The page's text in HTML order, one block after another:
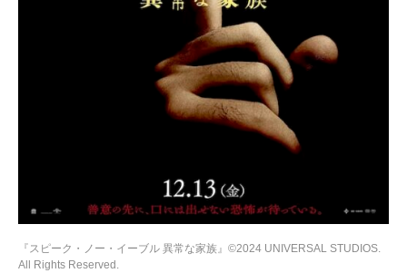
『スピーク・ノー・イーブル 異常な家族』©2024 UNIVERSAL STUDIOS.
All Rights Reserved.